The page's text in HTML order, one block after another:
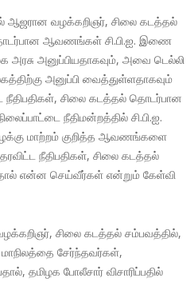
ஆஜரான வழக்கறிஞர், சிலை கடத்தல்
ஆவணங்கள் சி.பி.ஐ. இணை
அரசு அனுப்பியதாகவும், அவை டெல்லி
அனுப்பி வைத்துள்ளதாகவும்
நீதிபதிகள், சிலை கடத்தல் தொடர்பான
நீதிமன்றத்தில் சி.பி.ஐ.
வழக்கு மாற்றம் குறித்த ஆவணங்களை
நீதிபதிகள், சிலை கடத்தல்
என்ன செய்வீர்கள் என்றும் கேள்வி
சிலை கடத்தல் சம்பவத்தில்,
சேர்ந்தவர்கள்,
தமிழக போலீசார் விசாரிப்பதில்